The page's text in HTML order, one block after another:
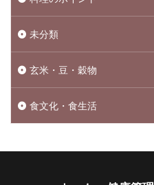
未分類
玄米・豆・穀物
食文化・食生活